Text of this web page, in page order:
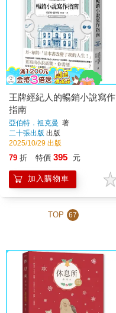
王牌經紀人的暢銷小說寫作
指南
亞伯特．祖克曼 著
二十張出版 出版
2025/10/29 出版
79 折 特價 395 元
加入購物車
TOP 67